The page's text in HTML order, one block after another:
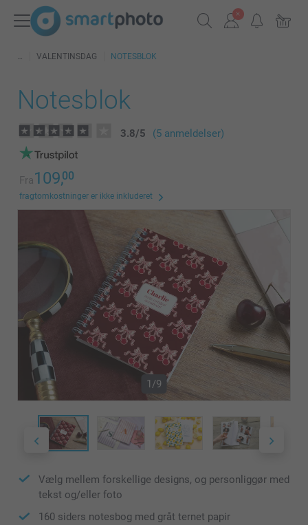
VALENTINSDAG NOTESBLOK
Notesblok
3.8/5 (5 anmeldelser)
Fra109,00
fragtomkostninger er ikke inkluderet
1/9
Vælg mellem forskellige designs, og personliggør med
tekst og/eller foto
160 siders notesbog med gråt ternet papir